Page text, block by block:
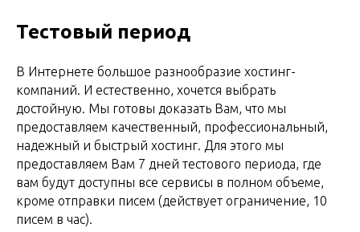
Тестовый период
В Интернете большое разнообразие хостинг-
компаний. И естественно, хочется выбрать
достойную. Мы готовы доказать Вам, что мы
предоставляем качественный, профессиональный,
надежный и быстрый хостинг. Для этого мы
предоставляем Вам 7 дней тестового периода, где
вам будут доступны все сервисы в полном объеме,
кроме отправки писем (действует ограничение, 10
писем в час).